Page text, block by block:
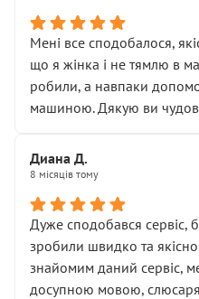
Мені все сподобалося,
що я жінка і не тямлю в
робили, а навпаки
машиною. Дякую ви
Диана Д.
8 місяців тому
Дуже сподобався сервіс,
зробили швидко та
знайомим даний сервіс,
досупною мовою,